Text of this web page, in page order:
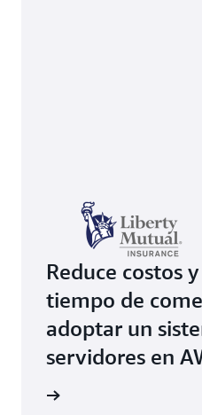
Reduce costos
tiempo de
adoptar un
servidores en